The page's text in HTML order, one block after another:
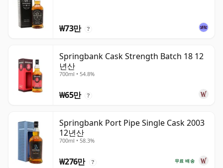
₩73만 ?
Springbank Cask Strength Batch 18 12
년산
700ml • 54.8%
₩65만 ?
Springbank Port Pipe Single Cask 2003
12년산
700ml • 58.3%
무료 배송
₩276만 ?